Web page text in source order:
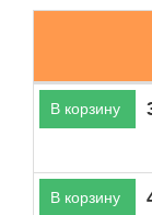
В корзину
В корзину